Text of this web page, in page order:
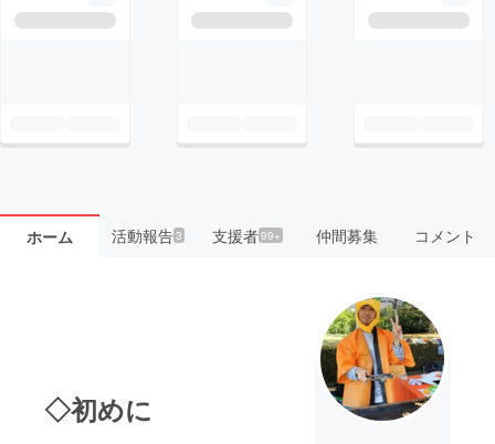
ホーム 活動報告3 支援者99+ 仲間募集 コメント
◇初めに